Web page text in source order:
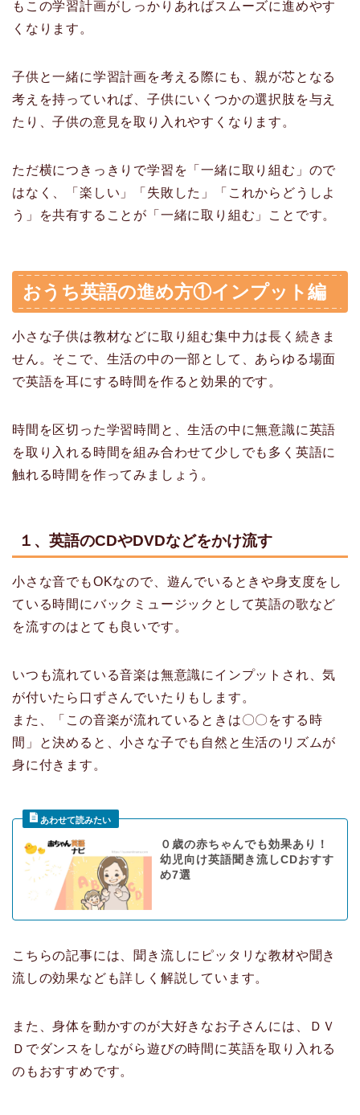
もこの学習計画がしっかりあればスムーズに進めやす
くなります。
子供と一緒に学習計画を考える際にも、親が芯となる
考えを持っていれば、子供にいくつかの選択肢を与え
たり、子供の意見を取り入れやすくなります。
ただ横につきっきりで学習を「一緒に取り組む」ので
はなく、「楽しい」「失敗した」「これからどうしよ
う」を共有することが「一緒に取り組む」ことです。
おうち英語の進め方①インプット編
小さな子供は教材などに取り組む集中力は長く続きま
せん。そこで、生活の中の一部として、あらゆる場面
で英語を耳にする時間を作ると効果的です。
時間を区切った学習時間と、生活の中に無意識に英語
を取り入れる時間を組み合わせて少しでも多く英語に
触れる時間を作ってみましょう。
１、英語のCDやDVDなどをかけ流す
小さな音でもOKなので、遊んでいるときや身支度をし
ている時間にバックミュージックとして英語の歌など
を流すのはとても良いです。
いつも流れている音楽は無意識にインプットされ、気
が付いたら口ずさんでいたりもします。
また、「この音楽が流れているときは〇〇をする時
間」と決めると、小さな子でも自然と生活のリズムが
身に付きます。
０歳の赤ちゃんでも効果あり！
幼児向け英語聞き流しCDおすす
め7選
こちらの記事には、聞き流しにピッタリな教材や聞き
流しの効果なども詳しく解説しています。
また、身体を動かすのが大好きなお子さんには、ＤＶ
Ｄでダンスをしながら遊びの時間に英語を取り入れる
のもおすすめです。